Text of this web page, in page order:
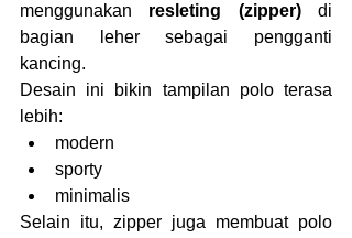
menggunakan resleting (zipper) di
bagian leher sebagai pengganti
kancing.
Desain ini bikin tampilan polo terasa
lebih:
modern
sporty
minimalis
Selain itu, zipper juga membuat polo